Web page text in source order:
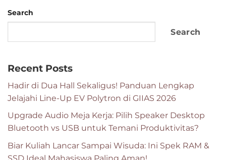
Search
Search
Recent Posts
Hadir di Dua Hall Sekaligus! Panduan Lengkap
Jelajahi Line-Up EV Polytron di GIIAS 2026
Upgrade Audio Meja Kerja: Pilih Speaker Desktop
Bluetooth vs USB untuk Temani Produktivitas?
Biar Kuliah Lancar Sampai Wisuda: Ini Spek RAM &